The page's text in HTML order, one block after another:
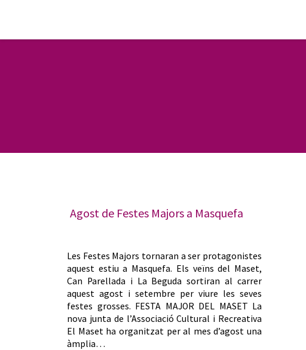
Agost de Festes Majors a Masquefa
Les Festes Majors tornaran a ser protagonistes
aquest estiu a Masquefa. Els veïns del Maset,
Can Parellada i La Beguda sortiran al carrer
aquest agost i setembre per viure les seves
festes grosses. FESTA MAJOR DEL MASET La
nova junta de l’Associació Cultural i Recreativa
El Maset ha organitzat per al mes d’agost una
àmplia…